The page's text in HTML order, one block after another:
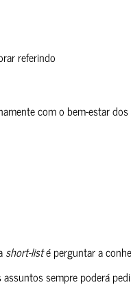
referindo
com o bem-estar
short-listé perguntar a
sempre poderá